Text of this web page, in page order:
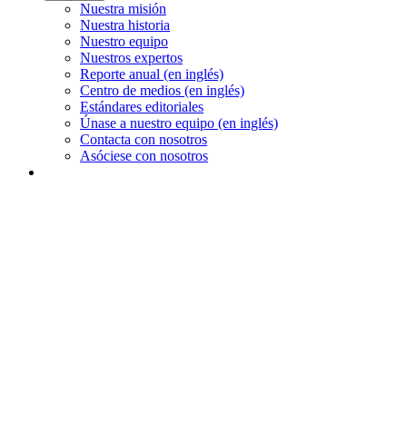
Nuestra misión
Nuestra historia
Nuestro equipo
Nuestros expertos
Reporte anual (en inglés)
Centro de medios (en inglés)
Estándares editoriales
Únase a nuestro equipo (en inglés)
Contacta con nosotros
Asóciese con nosotros